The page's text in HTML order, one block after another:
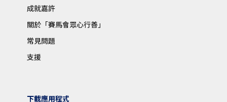
成就嘉許
關於「賽馬會眾心行善」
常見問題
支援
下載應用程式